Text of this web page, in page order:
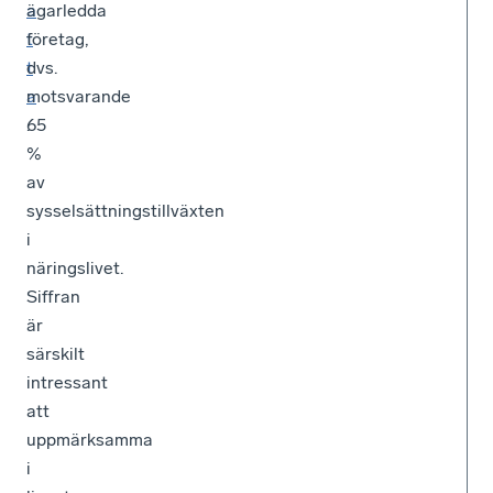
a
t
t
a
.
ägarledda
företag,
dvs.
motsvarande
65
%
av
sysselsättningstillväxten
i
näringslivet.
Siffran
är
särskilt
intressant
att
uppmärksamma
i